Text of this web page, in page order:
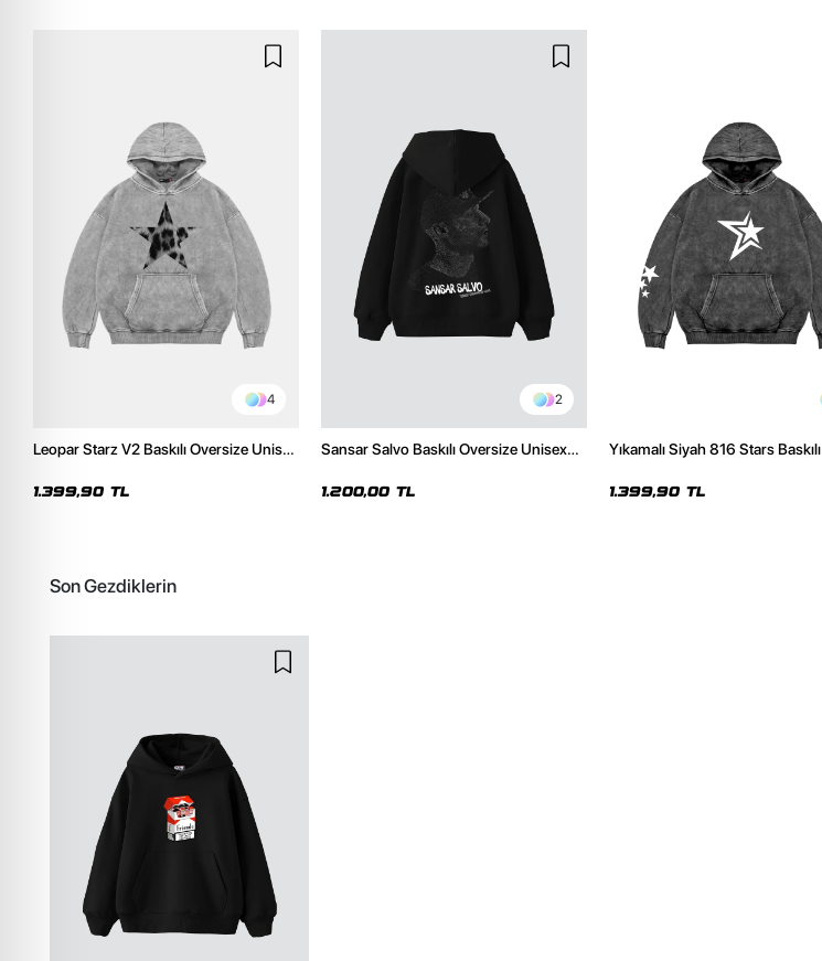
4
Leopar Starz V2 Baskılı Oversize Unisex
1.399,90 TL
2
Sansar Salvo Baskılı Oversize Unisex
1.200,00 TL
Yıkamalı Siyah 816 Stars Baskılı
1.399,90 TL
Son Gezdiklerin